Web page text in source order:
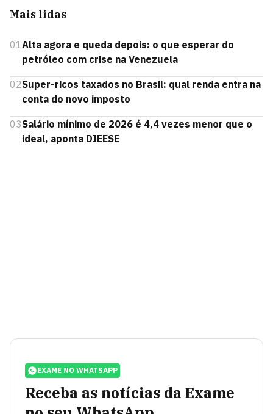
Mais lidas
01Alta agora e queda depois: o que esperar do
petróleo com crise na Venezuela
02Super-ricos taxados no Brasil: qual renda entra na
conta do novo imposto
03Salário mínimo de 2026 é 4,4 vezes menor que o
ideal, aponta DIEESE
EXAME NO WHATSAPP
Receba as notícias da Exame